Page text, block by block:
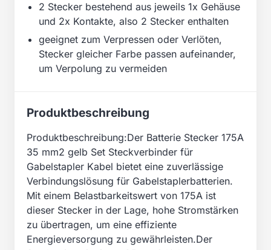
2 Stecker bestehend aus jeweils 1x Gehäuse
und 2x Kontakte, also 2 Stecker enthalten
geeignet zum Verpressen oder Verlöten,
Stecker gleicher Farbe passen aufeinander,
um Verpolung zu vermeiden
Produktbeschreibung
Produktbeschreibung:Der Batterie Stecker 175A
35 mm2 gelb Set Steckverbinder für
Gabelstapler Kabel bietet eine zuverlässige
Verbindungslösung für Gabelstaplerbatterien.
Mit einem Belastbarkeitswert von 175A ist
dieser Stecker in der Lage, hohe Stromstärken
zu übertragen, um eine effiziente
Energieversorgung zu gewährleisten.Der